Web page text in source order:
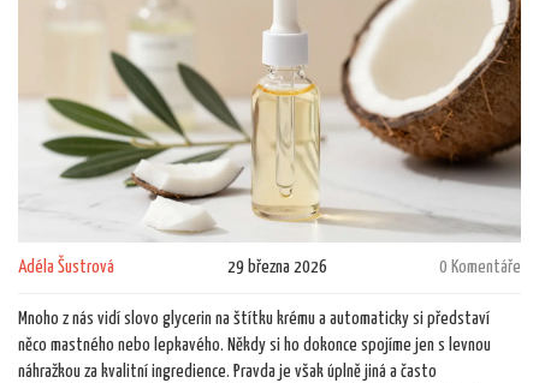
Adéla Šustrová 29 března 2026 0 Komentáře
Mnoho z nás vidí slovo glycerin na štítku krému a automaticky si představí
něco mastného nebo lepkavého. Někdy si ho dokonce spojíme jen s levnou
náhražkou za kvalitní ingredience. Pravda je však úplně jiná a často